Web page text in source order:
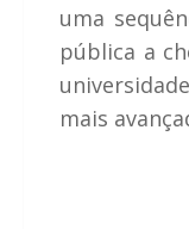
uma
pública a
mais